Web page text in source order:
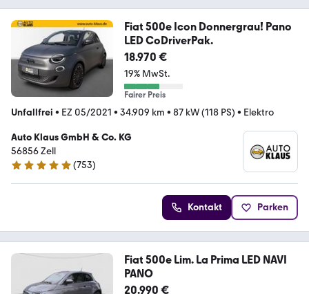
Fiat 500e Icon Donnergrau! Pano
LED CoDriverPak.
18.970 €
19% MwSt.
Fairer Preis
Unfallfrei • EZ 05/2021 • 34.909 km • 87 kW (118 PS) • Elektro
Auto Klaus GmbH & Co. KG
56856 Zell
4.9 Sterne
(753)
Kontakt Parken
Fiat 500e Lim. La Prima LED NAVI
PANO
20.990 €